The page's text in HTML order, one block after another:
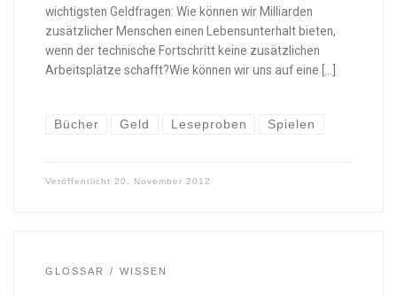
wichtigsten Geldfragen: Wie können wir Milliarden
zusätzlicher Menschen einen Lebensunterhalt bieten,
wenn der technische Fortschritt keine zusätzlichen
Arbeitsplätze schafft?Wie können wir uns auf eine […]
Bücher Geld Leseproben Spielen
Veröffentlicht 20. November 2012
GLOSSAR WISSEN